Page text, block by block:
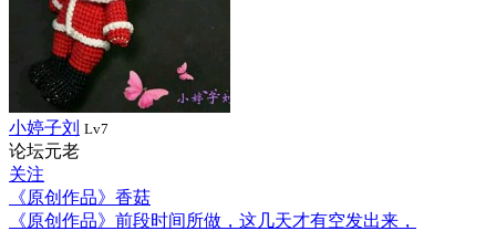
小婷子刘 Lv7
论坛元老
关注
《原创作品》香菇
《原创作品》前段时间所做，这几天才有空发出来，